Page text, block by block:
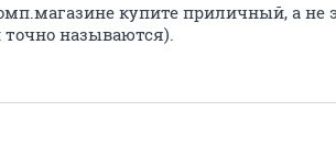
купите приличный, а
называются).